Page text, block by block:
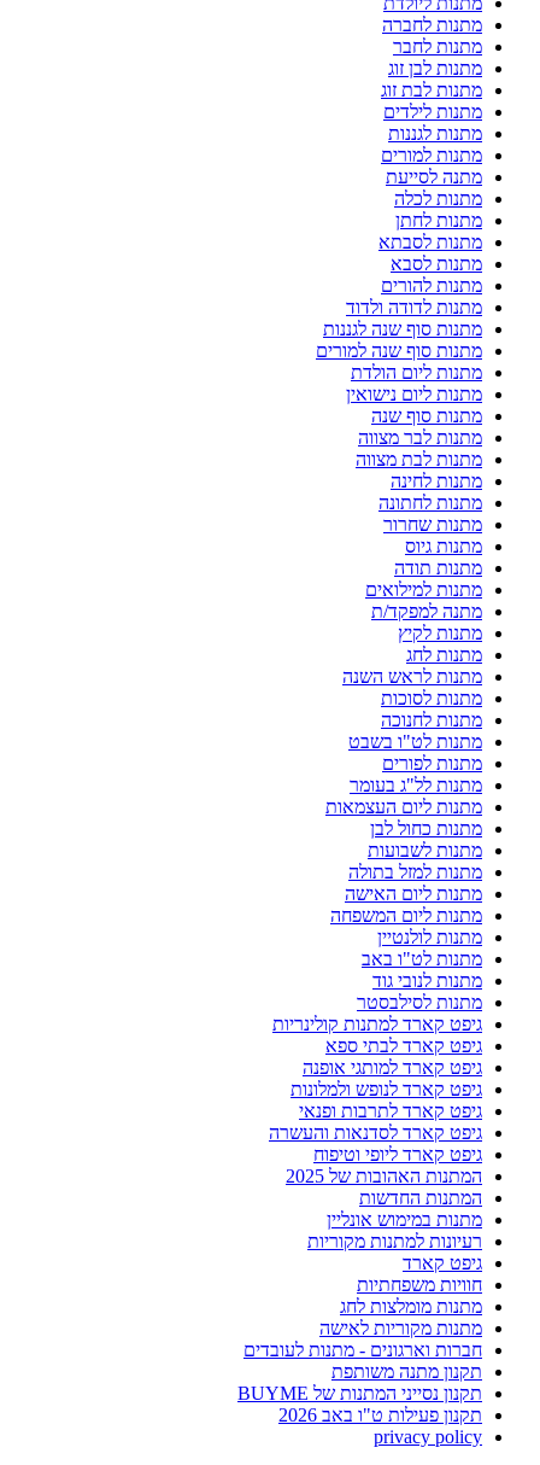
מתנות לחברה
מתנות לחבר
מתנות לבן זוג
מתנות לבת זוג
מתנות לילדים
מתנות לגננות
מתנות למורים
מתנה לסייעת
מתנות לכלה
מתנות לחתן
מתנות לסבתא
מתנות לסבא
מתנות להורים
מתנות לדודה ולדוד
מתנות סוף שנה לגננות
מתנות סוף שנה למורים
מתנות ליום הולדת
מתנות ליום נישואין
מתנות סוף שנה
מתנות לבר מצווה
מתנות לבת מצווה
מתנות לחינה
מתנות לחתונה
מתנות שחרור
מתנות גיוס
מתנות תודה
מתנות למילואים
מתנה למפקד/ת
מתנות לקיץ
מתנות לחג
מתנות לראש השנה
מתנות לסוכות
מתנות לחנוכה
מתנות לט"ו בשבט
מתנות לפורים
מתנות לל"ג בעומר
מתנות ליום העצמאות
מתנות כחול לבן
מתנות לשבועות
מתנות למזל בתולה
מתנות ליום האישה
מתנות ליום המשפחה
מתנות לולנטיין
מתנות לט"ו באב
מתנות לנובי גוד
מתנות לסילבסטר
גיפט קארד למתנות קולינריות
גיפט קארד לבתי ספא
גיפט קארד למותגי אופנה
גיפט קארד לנופש ולמלונות
גיפט קארד לתרבות ופנאי
גיפט קארד לסדנאות והעשרה
גיפט קארד ליופי וטיפוח
המתנות האהובות של 2025
המתנות החדשות
מתנות במימוש אונליין
רעיונות למתנות מקוריות
גיפט קארד
חוויות משפחתיות
מתנות מומלצות לחג
מתנות מקוריות לאישה
חברות וארגונים - מתנות לעובדים
תקנון מתנה משותפת
תקנון נסייני המתנות של BUYME
תקנון פעילות ט"ו באב 2026
privacy policy